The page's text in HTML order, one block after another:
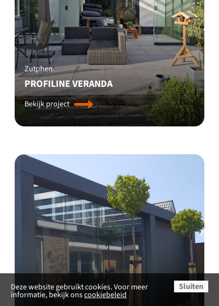
Zutphen
PROFILINE VERANDA
Bekijk project
Deze website gebruikt cookies. Voor meer
informatie, bekijk onscookiebeleid
Sluiten